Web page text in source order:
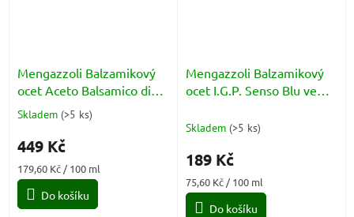
Mengazzoli Balzamikový
ocet Aceto Balsamico di
Modena IGP Calamaio
Senso Azzuro BOX 250ml
Průměrné
produktu
5,0
5
Skladem (>5 ks)
449 Kč
Měrná
cena:
179,60 Kč / 100 ml
Do košíku
Mengazzoli Balzamikový
ocet I.G.P. Senso Blu ve
Modena Spray 250ml
Skladem (>5 ks)
189 Kč
Měrná
cena:
75,60 Kč / 100 ml
Do košíku